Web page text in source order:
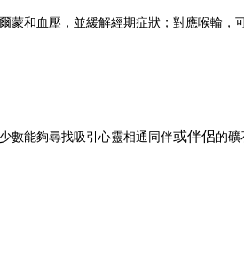
和血壓，並緩解經期症狀；對應喉輪
數能夠尋找吸引心靈相通同伴或伴侶的礦